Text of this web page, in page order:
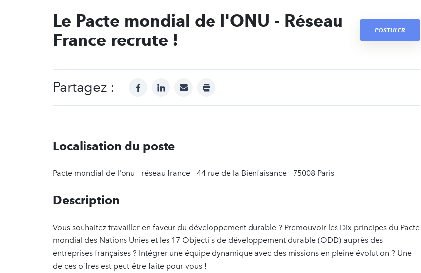
Le Pacte mondial de l'ONU - Réseau
France recrute !
POSTULER
Partagez : facebooklinkedinmail print
Localisation du poste
Pacte mondial de l'onu - réseau france - 44 rue de la Bienfaisance - 75008 Paris
Description
Vous souhaitez travailler en faveur du développement durable ? Promouvoir les Dix principes du Pacte
mondial des Nations Unies et les 17 Objectifs de développement durable (ODD) auprès des
entreprises françaises ? Intégrer une équipe dynamique avec des missions en pleine évolution ? Une
de ces offres est peut-être faite pour vous !